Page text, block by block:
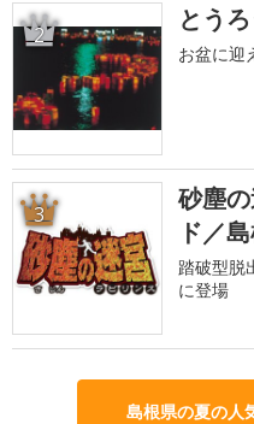
2 とう
お盆に迎
3
砂塵
ド／
踏破型脱
に登場
島根県の夏の人